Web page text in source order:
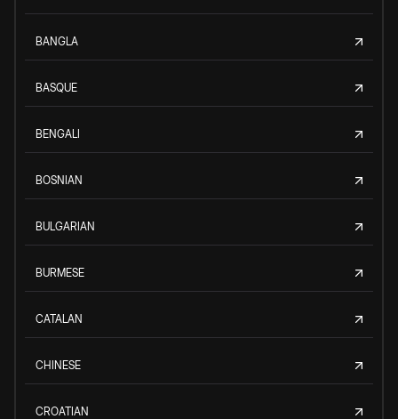
BANGLA
BASQUE
BENGALI
BOSNIAN
BULGARIAN
BURMESE
CATALAN
CHINESE
CROATIAN